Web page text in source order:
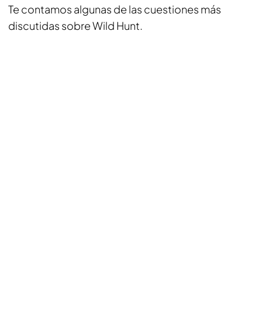
Te contamos algunas de las cuestiones más
discutidas sobre Wild Hunt.